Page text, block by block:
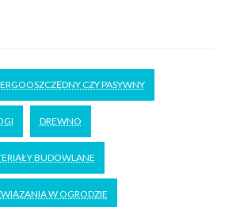
CZY PASYWNY
DREWNO
BUDOWLANE
W OGRODZIE